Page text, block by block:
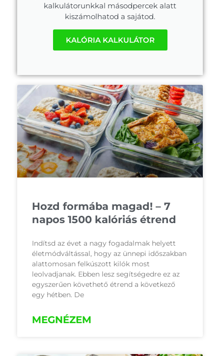
kalkulátorunkkal másodpercek alatt
kiszámolhatod a sajátod.
KALÓRIA KALKULÁTOR
Hozd formába magad! – 7
napos 1500 kalóriás étrend
Indítsd az évet a nagy fogadalmak helyett
életmódváltással, hogy az ünnepi időszakban
alattomosan felkúszott kilók most
leolvadjanak. Ebben lesz segítségedre ez az
egyszerűen követhető étrend a következő
egy hétben. De
MEGNÉZEM